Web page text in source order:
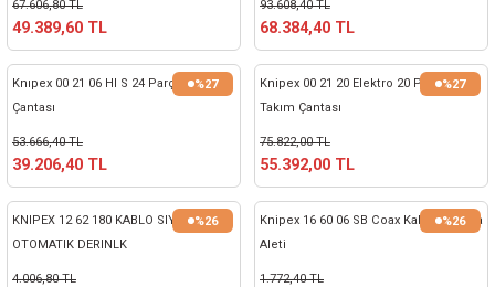
67.606,80 TL
49.389,60 TL
93.608,40 TL
68.384,40 TL
%27
Knıpex 00 21 06 Hl S 24 Parçalı Takım
Çantası
53.666,40 TL
39.206,40 TL
%27
Knipex 00 21 20 Elektro 20 Parça
Takım Çantası
75.822,00 TL
55.392,00 TL
%26
KNIPEX 12 62 180 KABLO SIYIRMA-
OTOMATIK DERINLK
4.006,80 TL
%26
Knipex 16 60 06 SB Coax Kablo Sıyırma
Aleti
1.772,40 TL